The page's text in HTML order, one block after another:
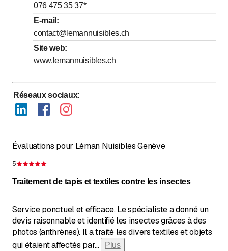
Dimanche
076 475 35 37*
E-mail :
contact@lemannuisibles.ch
Site web:
www.lemannuisibles.ch
Réseaux sociaux:
Évaluations pour Léman Nuisibles Genève
5
Traitement de tapis et textiles contre les insectes
Service ponctuel et efficace. Le spécialiste a donné un
devis raisonnable et identifié les insectes grâces à des
photos (anthrènes). Il a traité les divers textiles et objets
qui étaient affectés par... Plus